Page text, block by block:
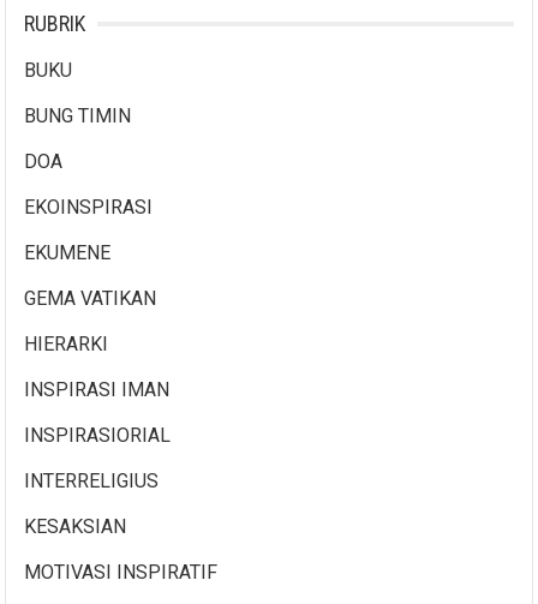
RUBRIK
BUKU
BUNG TIMIN
DOA
EKOINSPIRASI
EKUMENE
GEMA VATIKAN
HIERARKI
INSPIRASI IMAN
INSPIRASIORIAL
INTERRELIGIUS
KESAKSIAN
MOTIVASI INSPIRATIF